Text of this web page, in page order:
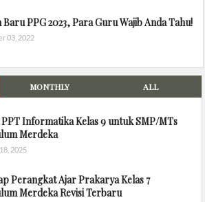
PPG 2023, Para Guru Wajib Anda Tahu!
03, 2022
MONTHLY ALL
Informatika Kelas 9 untuk SMP/MTs
Merdeka
2025
Perangkat Ajar Prakarya Kelas 7
Merdeka Revisi Terbaru